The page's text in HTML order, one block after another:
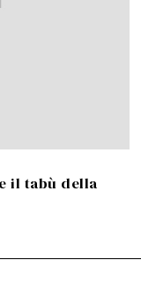
il tabù della